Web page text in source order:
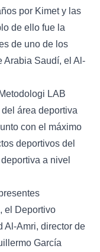
por Kimet y las
de ello fue la
de uno de los
Arabia Saudí, el Al-
LAB
área deportiva
con el máximo
deportivos del
a nivel
el Deportivo
Al-Amri, director de
García